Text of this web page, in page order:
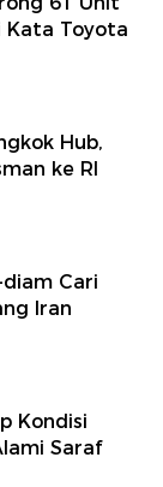
Kata Toyota
Hub,
ke RI
Cari
Iran
Kondisi
Saraf